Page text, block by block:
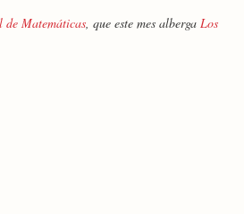
de Matemáticas, que este mes alberga Los